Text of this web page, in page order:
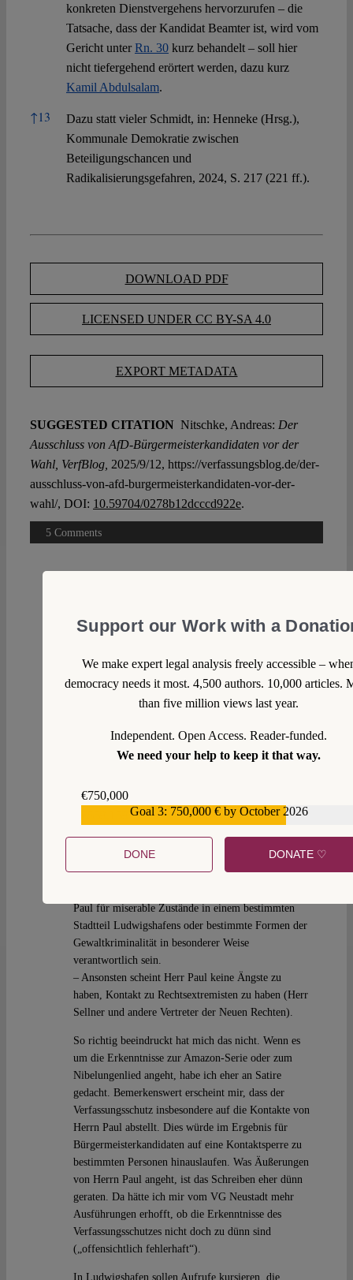
konkreten Dienstvergehens hervorzurufen – die
Tatsache, dass der Kandidat Beamter ist, wird vom
Gericht unterRn. 30kurz behandelt – soll hier
nicht tiefergehend erörtert werden, dazu kurz
Kamil Abdulsalam.
↑13
Dazu statt vieler Schmidt, in: Henneke (Hrsg.),
Kommunale Demokratie zwischen
Beteiligungschancen und
Radikalisierungsgefahren, 2024, S. 217 (221 ff.).
DOWNLOAD PDF
LICENSED UNDER CC BY-SA 4.0
EXPORT METADATA
SUGGESTED CITATION Nitschke, Andreas: Der
Ausschluss von AfD-Bürgermeisterkandidaten vor der
Wahl, VerfBlog, 2025/9/12, https://verfassungsblog.de/der-
ausschluss-von-afd-burgermeisterkandidaten-vor-der-
wahl/, DOI: 10.59704/0278b12dcccd922e.
5 Comments
Die Erkenntnisse des Verfassungsschutzes zu Herrn
Ludwigshafen, Frau Steinruck, vom Ministerium des
Innern und für Sport RLP mitgeteilt. Das Schreiben
ist auf der Seite von NIUS verfügbar:
add3-465b-8fde-9c589405a79c/20250729-wahl-
ludwigshafen-geschw.pdf?version=0
in dem Schreiben dargelegt wird:
– Herr Paul spricht sich dafür aus, die Amazon-Serie
„Die Ringe der Macht“ (nach Tolkien) und das
Nibelungenlied für die Ziele der AfD nutzbar zu
machen.
Paul für miserable Zustände in einem bestimmten
Stadtteil Ludwigshafens oder bestimmte Formen der
Gewaltkriminalität in besonderer Weise
verantwortlich sein.
– Ansonsten scheint Herr Paul keine Ängste zu
haben, Kontakt zu Rechtsextremisten zu haben (Herr
Sellner und andere Vertreter der Neuen Rechten).
So richtig beeindruckt hat mich das nicht. Wenn es
um die Erkenntnisse zur Amazon-Serie oder zum
Nibelungenlied angeht, habe ich eher an Satire
gedacht. Bemerkenswert erscheint mir, dass der
Verfassungsschutz insbesondere auf die Kontakte von
Herrn Paul abstellt. Dies würde im Ergebnis für
Bürgermeisterkandidaten auf eine Kontaktsperre zu
bestimmten Personen hinauslaufen. Was Äußerungen
von Herrn Paul angeht, ist das Schreiben eher dünn
geraten. Da hätte ich mir vom VG Neustadt mehr
Ausführungen erhofft, ob die Erkenntnisse des
Verfassungsschutzes nicht doch zu dünn sind
(„offensichtlich fehlerhaft“).
In Ludwigshafen sollen Aufrufe kursieren, die
Support our Work with a
We make expert legal analysis freely accessible –
democracy needs it most. 4,500 authors. 10,000 articles.
than five million views last year.
Independent. Open Access. Reader-funded.
We need your help to keep it that way.
€750,000
Goal 3: 750,000 € by October 2026
DONE DONATE ♡